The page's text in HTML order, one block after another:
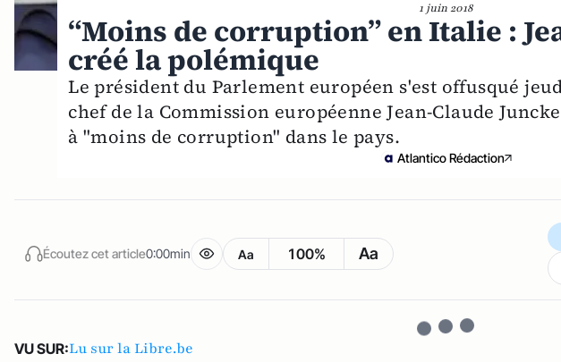
1 juin 2018
“Moins de corruption” en Italie :
créé la polémique
Le président du Parlement européen s'est offusqué
chef de la Commission européenne Jean-Claude
à "moins de corruption" dans le pays.
Atlantico Rédaction
Écoutez cet article0:00min Aa 100% Aa
VU SUR:Lu sur la Libre.be